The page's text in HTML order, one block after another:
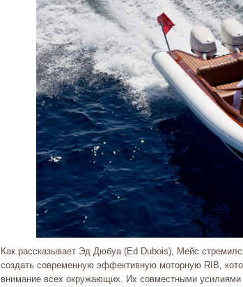
Как рассказывает Эд Дюбуа (Ed Dubois), Мейс
создать современную эффективную моторную RIB,
внимание всех окружающих. Их совместными усилиями